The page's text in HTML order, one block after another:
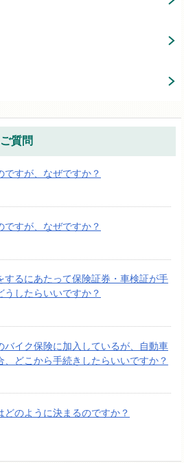
質問
すが、なぜですか？
すが、なぜですか？
するにあたって保険証券・車検証が手
うしたらいいですか？
バイク保険に加入しているが、自動車
、どこから手続きしたらいいですか？
どのように決まるのですか？